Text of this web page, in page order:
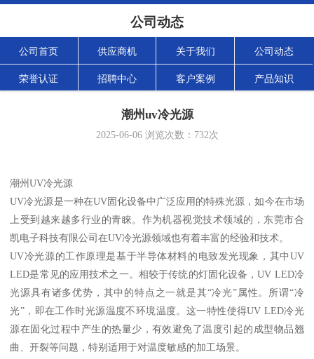
公司动态
公司首页 供应商机 关于我们 公司动态
荣誉认证 招聘中心 客户案例 产品知识
潮州uv冷光源
2025-06-06浏览次数： 732次
潮州UV冷光源
UV冷光源是一种在UV固化设备中广泛应用的特殊光源，如今在市场
上受到越来越多行业的青睐。作为机器视觉技术领域的，东莞市合
凯电子科技有限公司在UV冷光源领域也有着丰富的经验和技术。
UV冷光源的工作原理是基于半导体材料的电致发光现象，其中UV
LED是常见的应用技术之一。相较于传统的灯固化设备，UV LED冷
光源具有诸多优势，其中的特点之一就是其“冷光”属性。所谓“冷
光”，即在工作时光源温度不环境温度。这一特性使得UV LED冷光
源在固化过程中产生的热量少，有效避免了温度引起的成型物品翘
曲、开裂等问题，特别适用于对温度敏感的加工场景。